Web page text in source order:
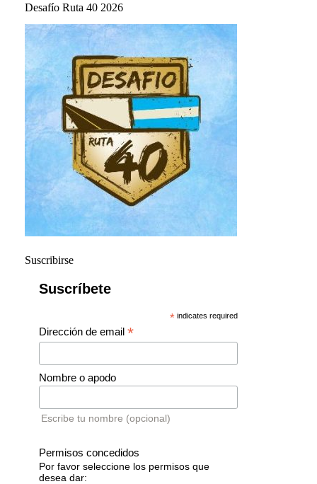
Desafío Ruta 40 2026
Suscribirse
Suscríbete
* indicates required
Dirección de email *
Nombre o apodo
Escribe tu nombre (opcional)
Permisos concedidos
Por favor seleccione los permisos que
desea dar: